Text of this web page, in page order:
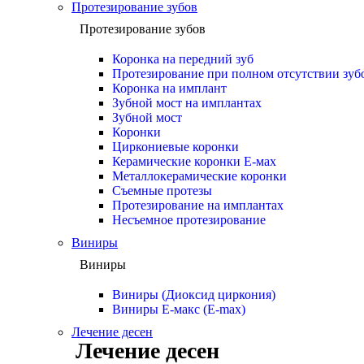
Протезирование зубов
Протезирование зубов
Коронка на передний зуб
Протезирование при полном отсутствии
Коронка на имплант
Зубной мост на имплантах
Зубной мост
Коронки
Циркониевые коронки
Керамические коронки Е-мах
Металлокерамические коронки
Съемные протезы
Протезирование на имплантах
Несъемное протезирование
Виниры
Виниры
Виниры (Диоксид циркония)
Виниры Е-макс (E-max)
Лечение десен
Лечение десен